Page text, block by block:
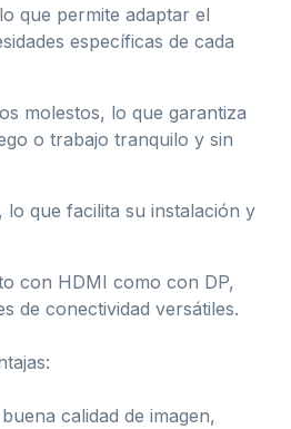
que permite adaptar el
específicas de cada
molestos, lo que garantiza
o trabajo tranquilo y sin
lo que facilita su instalación y
con HDMI como con DP,
de conectividad versátiles.
calidad de imagen,